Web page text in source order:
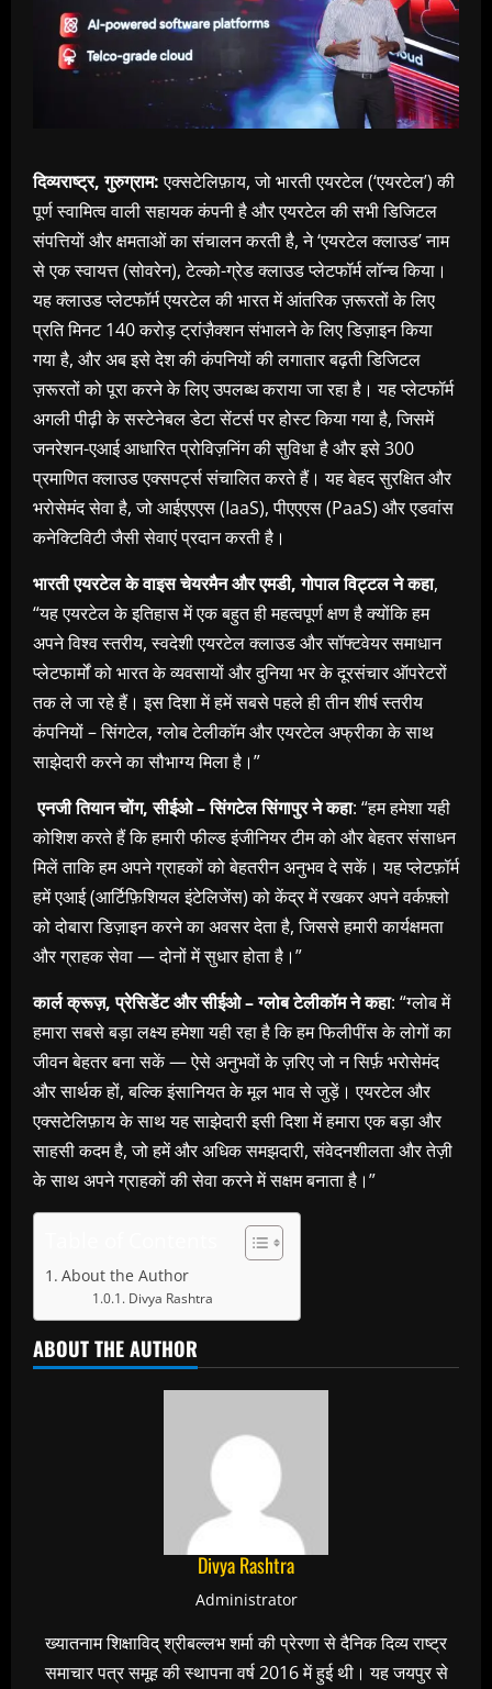
दिव्यराष्ट्र, गुरुग्राम:एक्सटेलिफ़ाय, जो भारती एयरटेल (‘एयरटेल’) की
पूर्ण स्वामित्व वाली सहायक कंपनी है और एयरटेल की सभी डिजिटल
संपत्तियों और क्षमताओं का संचालन करती है, ने ‘एयरटेल क्लाउड’ नाम
से एक स्वायत्त (सोवरेन), टेल्को-ग्रेड क्लाउड प्लेटफॉर्म लॉन्च किया।
यह क्लाउड प्लेटफॉर्म एयरटेल की भारत में आंतरिक ज़रूरतों के लिए
प्रति मिनट 140 करोड़ ट्रांज़ैक्शन संभालने के लिए डिज़ाइन किया
गया है, और अब इसे देश की कंपनियों की लगातार बढ़ती डिजिटल
ज़रूरतों को पूरा करने के लिए उपलब्ध कराया जा रहा है। यह प्लेटफॉर्म
अगली पीढ़ी के सस्टेनेबल डेटा सेंटर्स पर होस्ट किया गया है, जिसमें
जनरेशन-एआई आधारित प्रोविज़निंग की सुविधा है और इसे 300
प्रमाणित क्लाउड एक्सपर्ट्स संचालित करते हैं। यह बेहद सुरक्षित और
भरोसेमंद सेवा है, जो आईएएएस (IaaS), पीएएएस (PaaS) और एडवांस
कनेक्टिविटी जैसी सेवाएं प्रदान करती है।
भारती एयरटेल के वाइस चेयरमैन और एमडी,गोपाल विट्टल ने कहा,
“यह एयरटेल के इतिहास में एक बहुत ही महत्वपूर्ण क्षण है क्योंकि हम
अपने विश्व स्तरीय, स्वदेशी एयरटेल क्लाउड और सॉफ्टवेयर समाधान
प्लेटफार्मों को भारत के व्यवसायों और दुनिया भर के दूरसंचार ऑपरेटरों
तक ले जा रहे हैं। इस दिशा में हमें सबसे पहले ही तीन शीर्ष स्तरीय
कंपनियों – सिंगटेल, ग्लोब टेलीकॉम और एयरटेल अफ्रीका के साथ
साझेदारी करने का सौभाग्य मिला है।”
एनजी तियान चोंग,सीईओ–सिंगटेल सिंगापुर ने कहा: “हम हमेशा यही
कोशिश करते हैं कि हमारी फील्ड इंजीनियर टीम को और बेहतर संसाधन
मिलें ताकि हम अपने ग्राहकों को बेहतरीन अनुभव दे सकें। यह प्लेटफ़ॉर्म
हमें एआई (आर्टिफ़िशियल इंटेलिजेंस) को केंद्र में रखकर अपने वर्कफ़्लो
को दोबारा डिज़ाइन करने का अवसर देता है, जिससे हमारी कार्यक्षमता
और ग्राहक सेवा — दोनों में सुधार होता है।”
कार्ल क्रूज़,प्रेसिडेंट और सीईओ–ग्लोब टेलीकॉम ने कहा: “ग्लोब में
हमारा सबसे बड़ा लक्ष्य हमेशा यही रहा है कि हम फिलीपींस के लोगों का
जीवन बेहतर बना सकें — ऐसे अनुभवों के ज़रिए जो न सिर्फ़ भरोसेमंद
और सार्थक हों, बल्कि इंसानियत के मूल भाव से जुड़ें। एयरटेल और
एक्सटेलिफ़ाय के साथ यह साझेदारी इसी दिशा में हमारा एक बड़ा और
साहसी कदम है, जो हमें और अधिक समझदारी, संवेदनशीलता और तेज़ी
के साथ अपने ग्राहकों की सेवा करने में सक्षम बनाता है।”
About the Author
Divya Rashtra
ABOUT THE AUTHOR
Divya Rashtra
Administrator
ख्यातनाम शिक्षाविद् श्रीबल्लभ शर्मा की प्रेरणा से दैनिक दिव्य राष्ट्र
समाचार पत्र समूह की स्थापना वर्ष 2016 में हुई थी। यह जयपुर से